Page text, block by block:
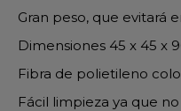
Gran peso, que evitará
Dimensiones 45 x 45 x
Fibra de polietileno
Fácil limpieza ya que